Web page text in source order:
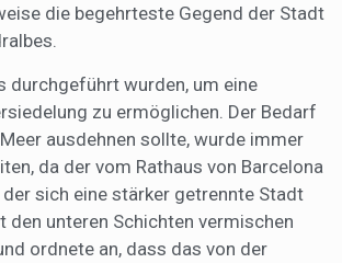
die begehrteste Gegend der Stadt
durchgeführt wurden, um eine
zu ermöglichen. Der Bedarf
ausdehnen sollte, wurde immer
da der vom Rathaus von Barcelona
sich eine stärker getrennte Stadt
unteren Schichten vermischen
ordnete an, dass das von der